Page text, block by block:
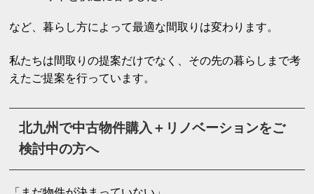
など、暮らし方によって最適な間取りは変わります。
私たちは間取りの提案だけでなく、その先の暮らしまで考
えたご提案を行っています。
北九州で中古物件購入＋リノベーションをご
検討中の方へ